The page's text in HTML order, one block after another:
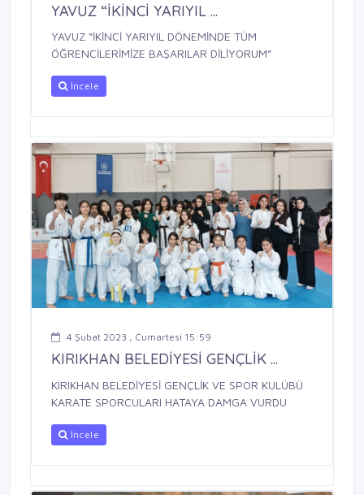
YAVUZ “İKİNCİ YARIYIL ...
YAVUZ “İKİNCİ YARIYIL DÖNEMİNDE TÜM
ÖĞRENCİLERİMİZE BAŞARILAR DİLİYORUM”
İncele
4 Şubat 2023 , Cumartesi 15:59
KIRIKHAN BELEDİYESİ GENÇLİK ...
KIRIKHAN BELEDİYESİ GENÇLİK VE SPOR KULÜBÜ
KARATE SPORCULARI HATAYA DAMGA VURDU
İncele